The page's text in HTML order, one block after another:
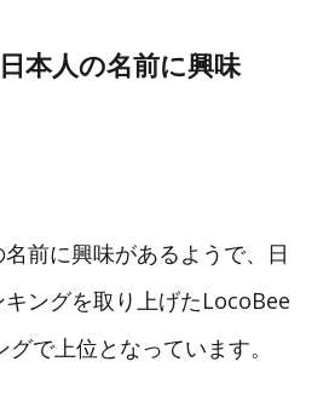
本人の名前に興味
前に興味があるようで、日
ングを取り上げたLocoBee
で上位となっています。